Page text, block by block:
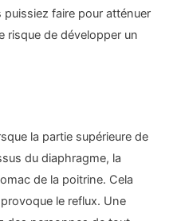
faire pour atténuer
risque de développer un
la partie supérieure de
du diaphragme, la
de la poitrine. Cela
le reflux. Une